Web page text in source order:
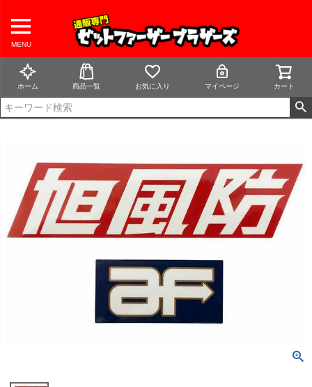
MENU
ホーム 商品一覧 お気に入り マイページ カート